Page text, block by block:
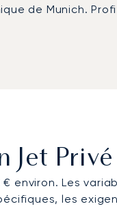
de Munich.
Jet
environ. Les
les